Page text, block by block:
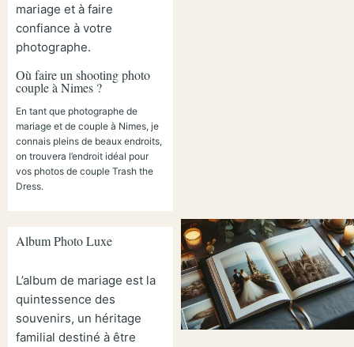
mariage et à faire
confiance à votre
photographe.
Où faire un shooting photo
couple à Nimes ?
En tant que photographe de
mariage et de couple à Nimes, je
connais pleins de beaux endroits,
on trouvera l’endroit idéal pour
vos photos de couple Trash the
Dress.
Album Photo Luxe
L’album de mariage est la
quintessence des
souvenirs, un héritage
familial destiné à être